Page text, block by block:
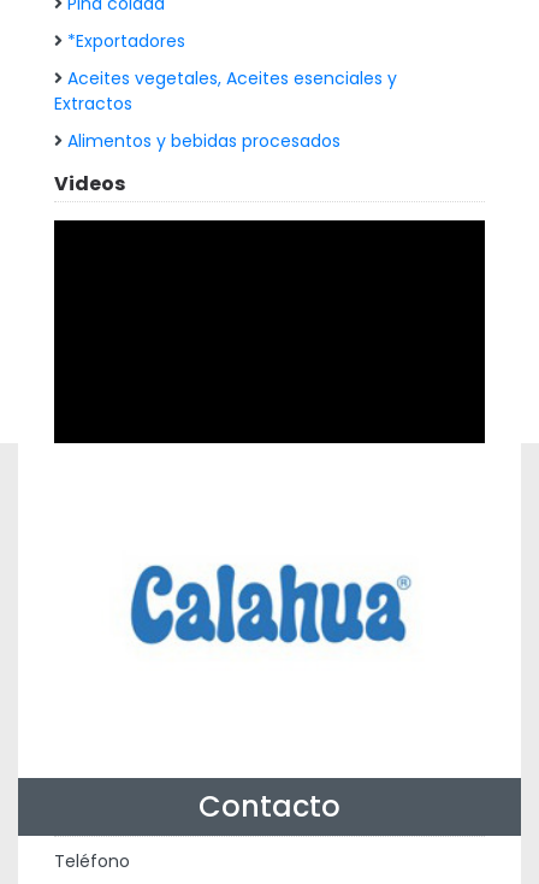
*Exportadores
Aceites vegetales, Aceites esenciales y
Extractos
Alimentos y bebidas procesados
Videos
Contacto
Teléfono